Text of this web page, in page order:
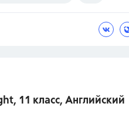
11 класс, Английский